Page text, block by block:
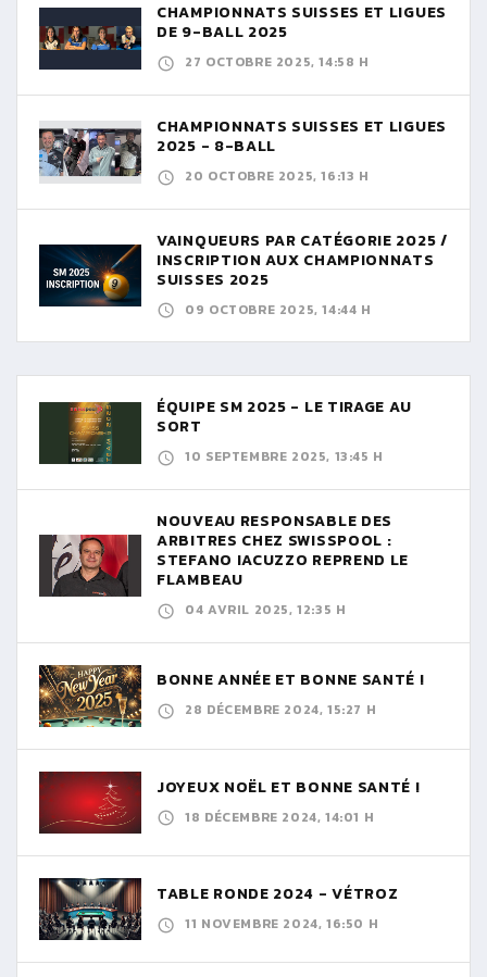
CHAMPIONNATS SUISSES ET LIGUES
DE 9-BALL 2025
27 OCTOBRE 2025, 14:58 H
CHAMPIONNATS SUISSES ET LIGUES
2025 - 8-BALL
20 OCTOBRE 2025, 16:13 H
VAINQUEURS PAR CATÉGORIE 2025 /
INSCRIPTION AUX CHAMPIONNATS
SUISSES 2025
09 OCTOBRE 2025, 14:44 H
ÉQUIPE SM 2025 - LE TIRAGE AU
SORT
10 SEPTEMBRE 2025, 13:45 H
NOUVEAU RESPONSABLE DES
ARBITRES CHEZ SWISSPOOL :
STEFANO IACUZZO REPREND LE
FLAMBEAU
04 AVRIL 2025, 12:35 H
BONNE ANNÉE ET BONNE SANTÉ !
28 DÉCEMBRE 2024, 15:27 H
JOYEUX NOËL ET BONNE SANTÉ !
18 DÉCEMBRE 2024, 14:01 H
TABLE RONDE 2024 - VÉTROZ
11 NOVEMBRE 2024, 16:50 H